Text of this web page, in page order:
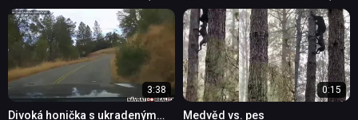
3:38
Divoká honička s ukradeným
0:15
Medvěd vs. pes